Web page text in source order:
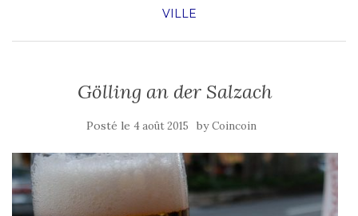
VILLE
Gölling an der Salzach
Posté le 4 août 2015 byCoincoin